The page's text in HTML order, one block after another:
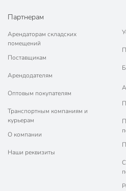
Партнерам
Арендаторам складских
помещений
Поставщикам
Арендодателям
Оптовым покупателям
Транспортным компаниям и
курьерам
О компании
Наши реквизиты